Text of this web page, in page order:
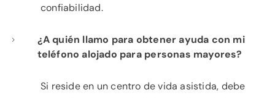
confiabilidad.
¿A quién llamo para obtener ayuda con mi
teléfono alojado para personas mayores?
Si reside en un centro de vida asistida, debe